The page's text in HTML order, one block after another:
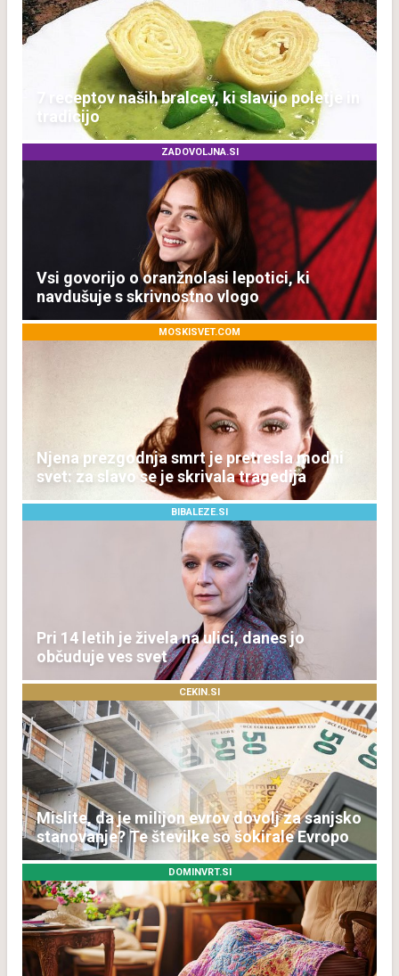
7 receptov naših bralcev, ki slavijo poletje in
tradicijo
ZADOVOLJNA.SI
Vsi govorijo o oranžnolasi lepotici, ki
navdušuje s skrivnostno vlogo
MOSKISVET.COM
Njena prezgodnja smrt je pretresla modni
svet: za slavo se je skrivala tragedija
BIBALEZE.SI
Pri 14 letih je živela na ulici, danes jo
občuduje ves svet
CEKIN.SI
Mislite, da je milijon evrov dovolj za sanjsko
stanovanje? Te številke so šokirale Evropo
DOMINVRT.SI